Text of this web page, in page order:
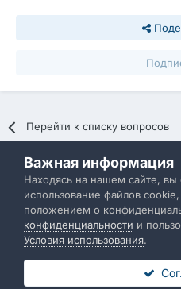
Перейти к списку вопросов
Политика
Powered by
Важная информация
Находясь на нашем сайте, вы
использование файлов
положением о
конфиденциальности и
Условия использования.